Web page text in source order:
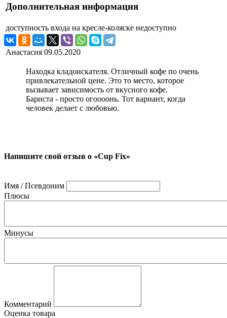
Дополнительная информация
доступность входа на кресле-коляске недоступно
Анастасия 09.05.2020
Находка кладоискателя. Отличный кофе по очень
привлекательной цене. Это то место, которое
вызывает зависимость от вкусного кофе.
Бариста - просто огоооонь. Тот вариант, когда
человек делает с любовью.
Напишите свой отзыв о «Cup Fix»
Имя / Псевдоним
Плюсы
Минусы
Комментарий
Оценка товара